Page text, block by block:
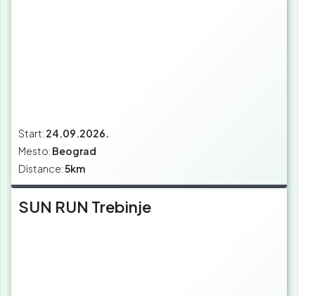
Start: 24.09.2026.
Mesto: Beograd
Distance:5km
SUN RUN Trebinje